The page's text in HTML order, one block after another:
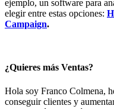
ejemplo, un software para
elegir entre estas opciones:
Campaign.
¿Quieres más Ventas?
Hola soy Franco Colmena,
conseguir clientes y